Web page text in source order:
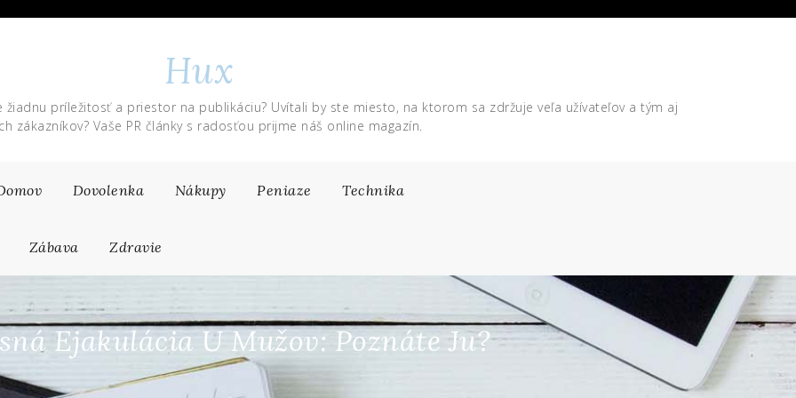
Hux
žiadnu príležitosť a priestor na publikáciu? Uvítali by ste miesto, na ktorom sa zdržuje veľa užívateľov a tým aj
zákazníkov? Vaše PR články s radosťou prijme náš online magazín.
Dovolenka Nákupy Peniaze Technika
Zábava Zdravie
Ejakulácia U Mužov: Poznáte Ju?